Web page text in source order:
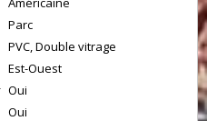
Parc
PVC, Double vitrage
Est-Ouest
Oui
Oui